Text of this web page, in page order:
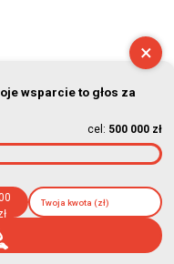
×
wsparcie to głos za
cel: 500 000 zł